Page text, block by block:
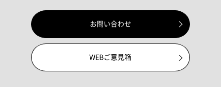
お問い合わせ
WEBご意見箱